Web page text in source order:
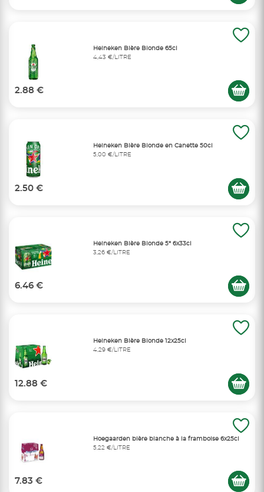
Heineken Bière Blonde 65cl
4,43 €/LITRE
2.88 €
Heineken Bière Blonde en Canette 50cl
5,00 €/LITRE
2.50 €
Heineken Bière Blonde 5° 6x33cl
3,26 €/LITRE
6.46 €
Heineken Bière Blonde 12x25cl
4,29 €/LITRE
12.88 €
Hoegaarden bière blanche à la framboise 6x25cl
5,22 €/LITRE
7.83 €